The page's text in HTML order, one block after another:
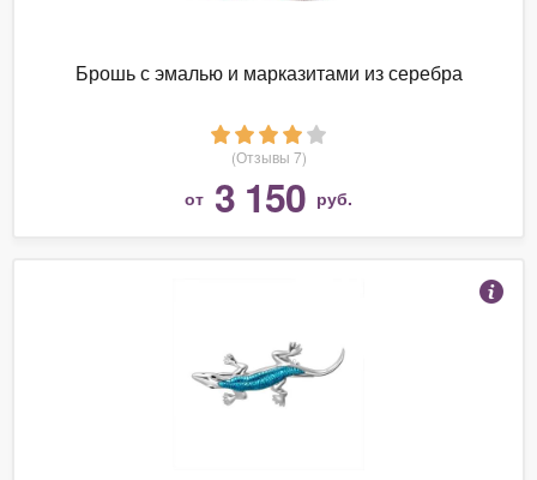
Брошь с эмалью и марказитами из серебра
(Отзывы 7)
от 3 150 руб.